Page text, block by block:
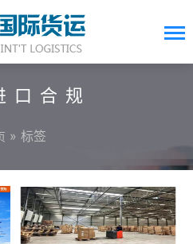
口合规
» 标签